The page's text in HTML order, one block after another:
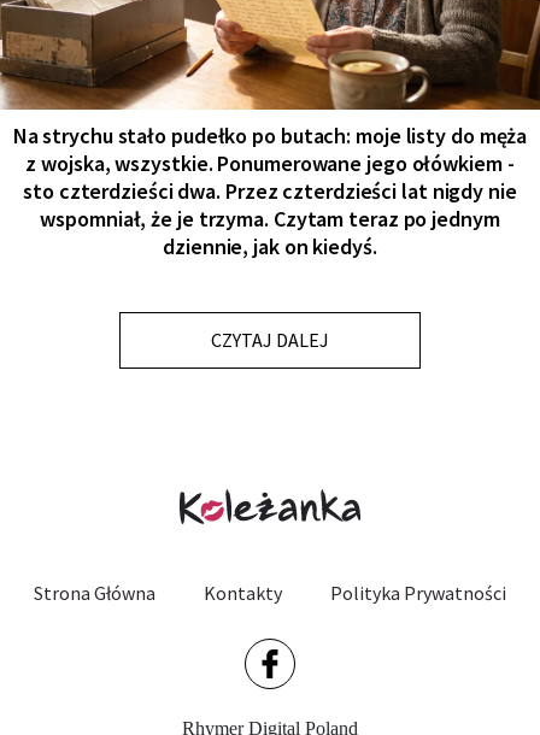
Na strychu stało pudełko po butach: moje listy do męża
z wojska, wszystkie. Ponumerowane jego ołówkiem -
sto czterdzieści dwa. Przez czterdzieści lat nigdy nie
wspomniał, że je trzyma. Czytam teraz po jednym
dziennie, jak on kiedyś.
CZYTAJ DALEJ
Strona Główna Kontakty Polityka Prywatności
Rhymer Digital Poland